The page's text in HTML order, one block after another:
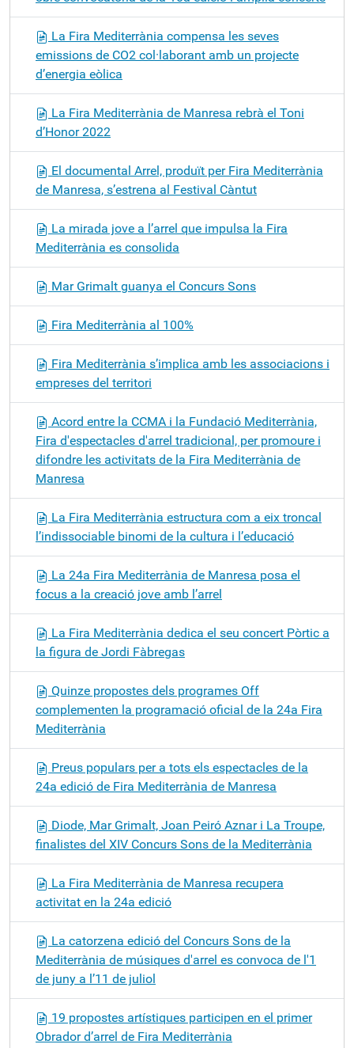
La Fira Mediterrània compensa les seves
emissions de CO2 col·laborant amb un projecte
d’energia eòlica
La Fira Mediterrània de Manresa rebrà el Toni
d’Honor 2022
El documental Arrel, produït per Fira Mediterrània
de Manresa, s’estrena al Festival Càntut
La mirada jove a l’arrel que impulsa la Fira
Mediterrània es consolida
Mar Grimalt guanya el Concurs Sons
Fira Mediterrània al 100%
Fira Mediterrània s’implica amb les associacions i
empreses del territori
Acord entre la CCMA i la Fundació Mediterrània,
Fira d'espectacles d'arrel tradicional, per promoure i
difondre les activitats de la Fira Mediterrània de
Manresa
La Fira Mediterrània estructura com a eix troncal
l’indissociable binomi de la cultura i l’educació
La 24a Fira Mediterrània de Manresa posa el
focus a la creació jove amb l’arrel
La Fira Mediterrània dedica el seu concert Pòrtic a
la figura de Jordi Fàbregas
Quinze propostes dels programes Off
complementen la programació oficial de la 24a Fira
Mediterrània
Preus populars per a tots els espectacles de la
24a edició de Fira Mediterrània de Manresa
Diode, Mar Grimalt, Joan Peiró Aznar i La Troupe,
finalistes del XIV Concurs Sons de la Mediterrània
La Fira Mediterrània de Manresa recupera
activitat en la 24a edició
La catorzena edició del Concurs Sons de la
Mediterrània de músiques d'arrel es convoca de l'1
de juny a l’11 de juliol
19 propostes artístiques participen en el primer
Obrador d’arrel de Fira Mediterrània